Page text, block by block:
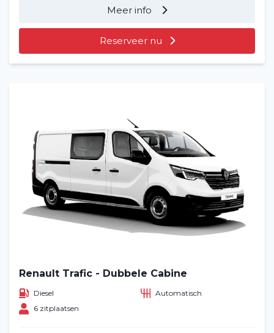
Meer info
Reserveer nu
Renault Trafic - Dubbele Cabine
Diesel
Automatisch
6 zitplaatsen